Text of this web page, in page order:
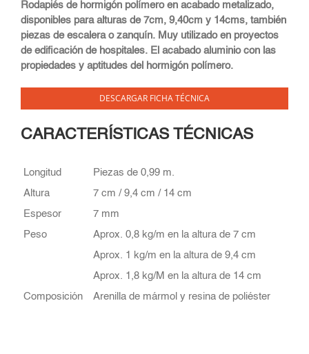
Rodapiés de hormigón polímero en acabado metalizado,
disponibles para alturas de 7cm, 9,40cm y 14cms, también
piezas de escalera o zanquín. Muy utilizado en proyectos
de edificación de hospitales. El acabado aluminio con las
propiedades y aptitudes del hormigón polímero.
DESCARGAR FICHA TÉCNICA
CARACTERÍSTICAS TÉCNICAS
Longitud
Piezas de 0,99 m.
Altura
7 cm / 9,4 cm / 14 cm
Espesor
7 mm
Peso
Aprox. 0,8 kg/m en la altura de 7 cm
Aprox. 1 kg/m en la altura de 9,4 cm
Aprox. 1,8 kg/M en la altura de 14 cm
Composición
Arenilla de mármol y resina de poliéster